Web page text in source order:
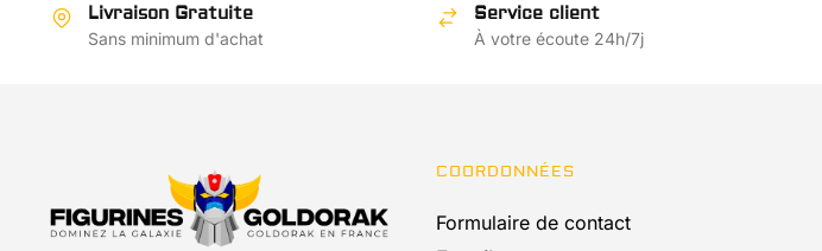
Livraison Gratuite
Sans minimum d'achat
Service client
À votre écoute 24h/7j
COORDONNÉES
Formulaire de contact